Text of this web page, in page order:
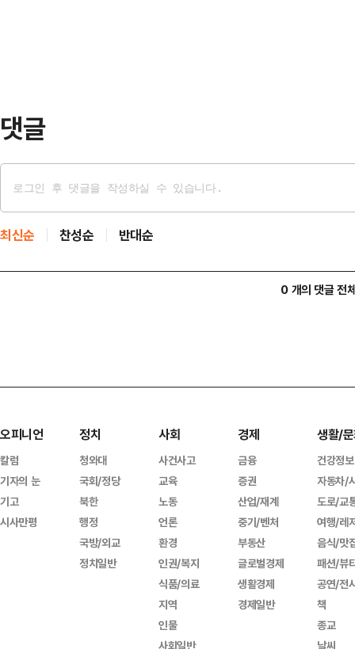
댓글
최신순 찬성순 반대순
0 개의 댓글 전
오피니언
칼럼
기자의 눈
기고
시사만평
정치
청와대
국회/정당
북한
행정
국방/외교
정치일반
사회
사건사고
교육
노동
언론
환경
인권/복지
식품/의료
지역
인물
사회일반
경제
금융
증권
산업/재계
중기/벤처
부동산
글로벌경제
생활경제
경제일반
생활/
건강정보
자동차/
도로/교
여행/레
음식/맛
패션/뷰
공연/전
책
종교
날씨